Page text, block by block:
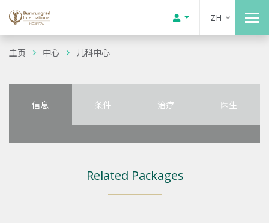
ZH
主页 中心 儿科中心
信息 条件 治疗 医生
Related Packages